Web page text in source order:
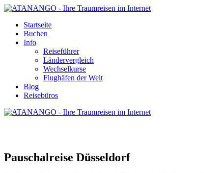
Startseite
Buchen
Info
Reiseführer
Ländervergleich
Wechselkurse
Flughäfen der Welt
Blog
Reisebüros
Pauschalreise Düsseldorf